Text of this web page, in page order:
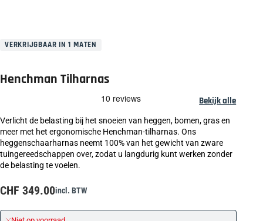
VERKRIJGBAAR IN 1 MATEN
Henchman Tilharnas
Bekijk alle
Verlicht de belasting bij het snoeien van heggen, bomen, gras en
meer met het ergonomische Henchman-tilharnas. Ons
heggenschaarharnas neemt 100% van het gewicht van zware
tuingereedschappen over, zodat u langdurig kunt werken zonder
de belasting te voelen.
CHF 349.00incl. BTW